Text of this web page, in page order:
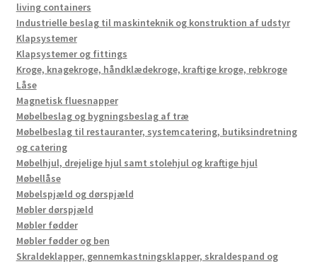
living containers
Industrielle beslag til maskinteknik og konstruktion af udstyr
Klapsystemer
Klapsystemer og fittings
Kroge, knagekroge, håndklædekroge, kraftige kroge, rebkroge
Låse
Magnetisk fluesnapper
Møbelbeslag og bygningsbeslag af træ
Møbelbeslag til restauranter, systemcatering, butiksindretning
og catering
Møbelhjul, drejelige hjul samt stolehjul og kraftige hjul
Møbellåse
Møbelspjæld og dørspjæld
Møbler dørspjæld
Møbler fødder
Møbler fødder og ben
Skraldeklapper, gennemkastningsklapper, skraldespand og